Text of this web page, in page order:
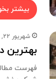
بیشتر
شهریور 22, 1402
بهترین
فهرست